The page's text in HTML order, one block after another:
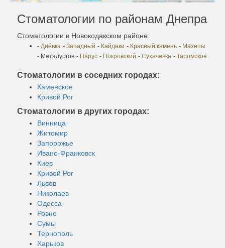
Стоматологии по районам Днепра
Стоматологии в Новокодакском районе:
- Диёвка - Западный - Кайдаки - Красный камень - Мазепы
- Металургов - Парус - Покровский - Сухачевка - Таромское
Стоматологии в соседних городах:
Каменское
Кривой Рог
Стоматологии в других городах:
Винница
Житомир
Запорожье
Ивано-Франковск
Киев
Кривой Рог
Львов
Николаев
Одесса
Ровно
Сумы
Тернополь
Харьков